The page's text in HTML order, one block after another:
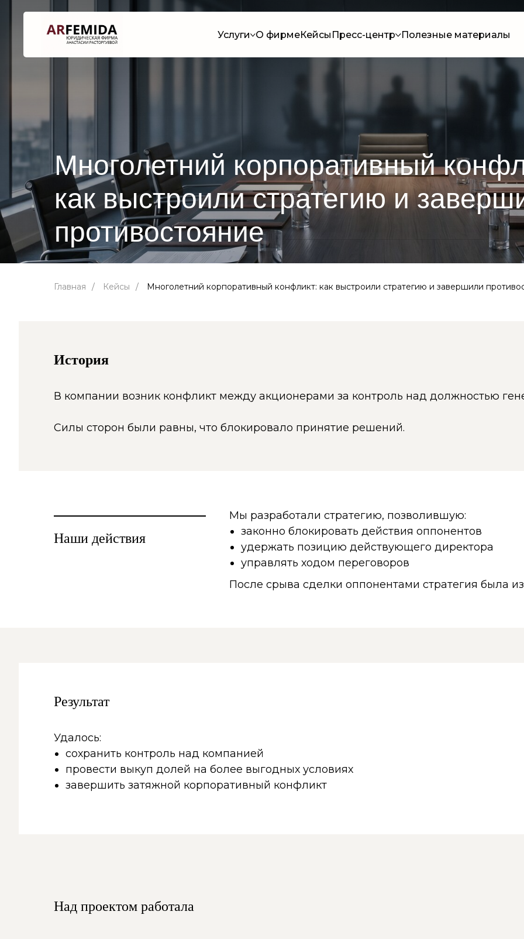
Услуги О фирмеКейсы Пресс-центр Полезные материалы
Многолетний корпоративный
как выстроили стратегию и
противостояние
Главная / Кейсы / Многолетний корпоративный конфликт: как выстроили стратегию и завершили
История
В компании возник конфликт между акционерами за контроль над должностью
Силы сторон были равны, что блокировало принятие решений.
Наши действия
Мы разработали стратегию, позволившую:
законно блокировать действия оппонентов
удержать позицию действующего директора
управлять ходом переговоров
После срыва сделки оппонентами стратегия была
Результат
Удалось:
сохранить контроль над компанией
провести выкуп долей на более выгодных условиях
завершить затяжной корпоративный конфликт
Над проектом работала